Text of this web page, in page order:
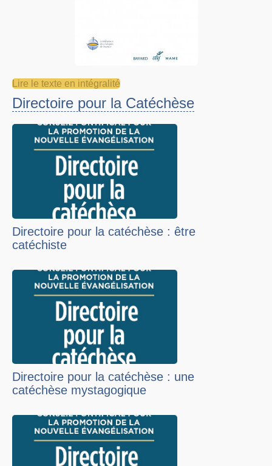
Lire le texte en intégralité
Directoire pour la Catéchèse
Directoire pour la catéchèse : être
catéchiste
Directoire pour la catéchèse : une
catéchèse mystagogique